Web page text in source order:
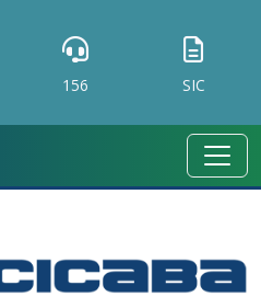
156 SIC